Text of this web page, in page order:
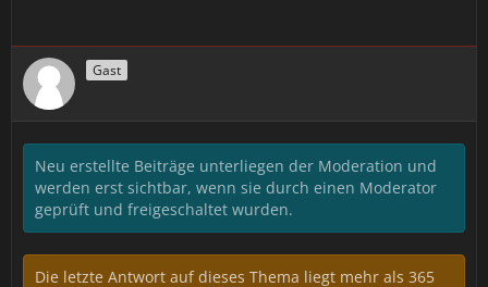
Gast
Neu erstellte Beiträge unterliegen der Moderation und
werden erst sichtbar, wenn sie durch einen Moderator
geprüft und freigeschaltet wurden.
Die letzte Antwort auf dieses Thema liegt mehr als 365